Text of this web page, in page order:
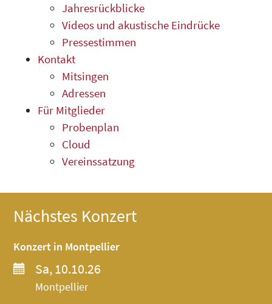
Jahresrückblicke
Videos und akustische Eindrücke
Pressestimmen
Kontakt
Mitsingen
Adressen
Für Mitglieder
Probenplan
Cloud
Vereinssatzung
Nächstes Konzert
Konzert in Montpellier
Sa, 10.10.26
Montpellier